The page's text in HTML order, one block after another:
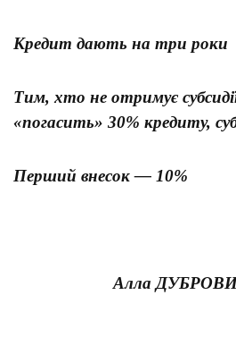
Кредит дають на три роки
Тим, хто не отримує
«погасить» 30% кредиту,
Перший внесок — 10%
Алла